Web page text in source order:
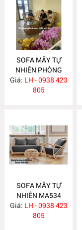
SOFA MÂY TỰ
NHIÊN PHÒNG
KHÁCH MA547
Giá: LH - 0938 423
805
SOFA MÂY TỰ
NHIÊN MA534
Giá: LH - 0938 423
805